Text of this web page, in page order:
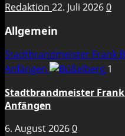
Redaktion 22. Juli 20260
Allgemein
Stadtbrandmeister Frank
Anfängen
1
Stadtbrandmeister
Anfängen
6. August 20260